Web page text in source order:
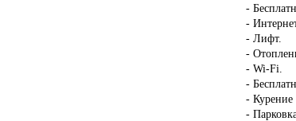
-
-
- Лифт.
-
- Wi-Fi.
-
- Курение
-